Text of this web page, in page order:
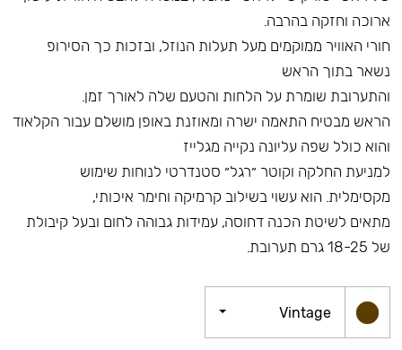
ארוכה וחזקה בהרבה.
חורי האוויר ממוקמים מעל תעלות הנוזל, ובזכות כך הסירופ
נשאר בתוך הראש
והתערובת שומרת על הלחות והטעם שלה לאורך זמן.
הראש מבטיח התאמה ישרה ומאוזנת באופן מושלם עבור הקלאוד
והוא כולל שפה עליונה נקייה מגלייז
למניעת החלקה וקוטר ״רגל״ סטנדרטי לנוחות שימוש
מקסימלית. הוא עשוי בשילוב קרמיקה וחימר איכותי,
מתאים לשיטת הכנה דחוסה, עמידות גבוהה לחום ובעל קיבולת
של 18-25 גרם תערובת.
Vintage